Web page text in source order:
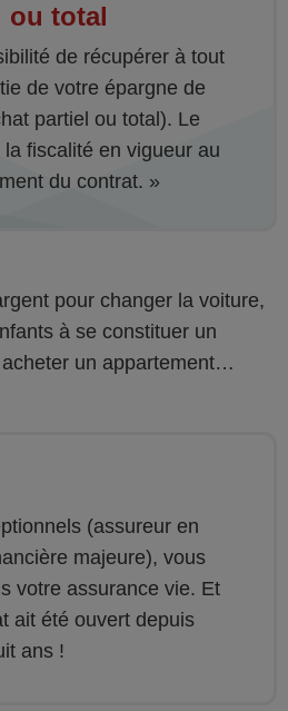
ou total
de récupérer à tout
de votre épargne de
partiel ou total). Le
fiscalité en vigueur au
du contrat. »
pour changer la voiture,
à se constituer un
un appartement…
(assureur en
majeure), vous
votre assurance vie. Et
ait été ouvert depuis
ans !